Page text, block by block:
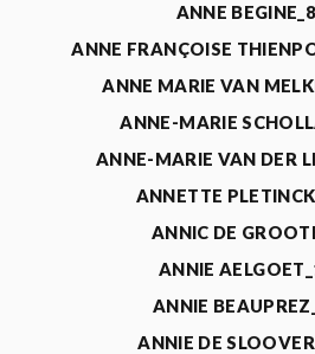
ANNE
ANNE FRANÇOISE
ANNE MARIE VAN
ANNE-MARIE
ANNE-MARIE VAN DER
ANNETTE
ANNIC DE
ANNIE
ANNIE
ANNIE DE